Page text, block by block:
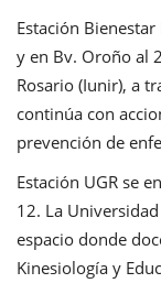
Estación
y en Bv. Oroño al
Rosario (Iunir), a
continúa con
prevención de
Estación UGR se
12. La
espacio donde
Kinesiología y